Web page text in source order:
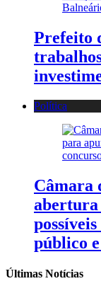
Prefeito
Política
Câmara
público
Últimas Notícias